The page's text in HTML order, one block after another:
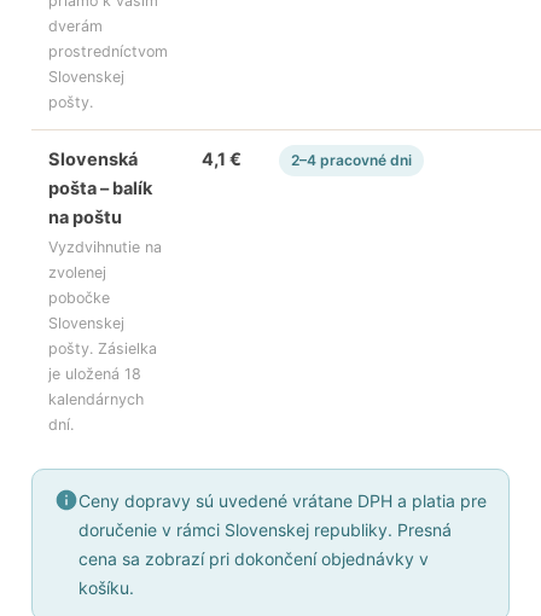
dverám
prostredníctvom
Slovenskej
pošty.
Slovenská
pošta – balík
na poštu
Vyzdvihnutie na
zvolenej
pobočke
Slovenskej
pošty. Zásielka
je uložená 18
kalendárnych
dní.
4,1 € 2–4 pracovné dni
Ceny dopravy sú uvedené vrátane DPH a platia pre
doručenie v rámci Slovenskej republiky. Presná
cena sa zobrazí pri dokončení objednávky v
košíku.